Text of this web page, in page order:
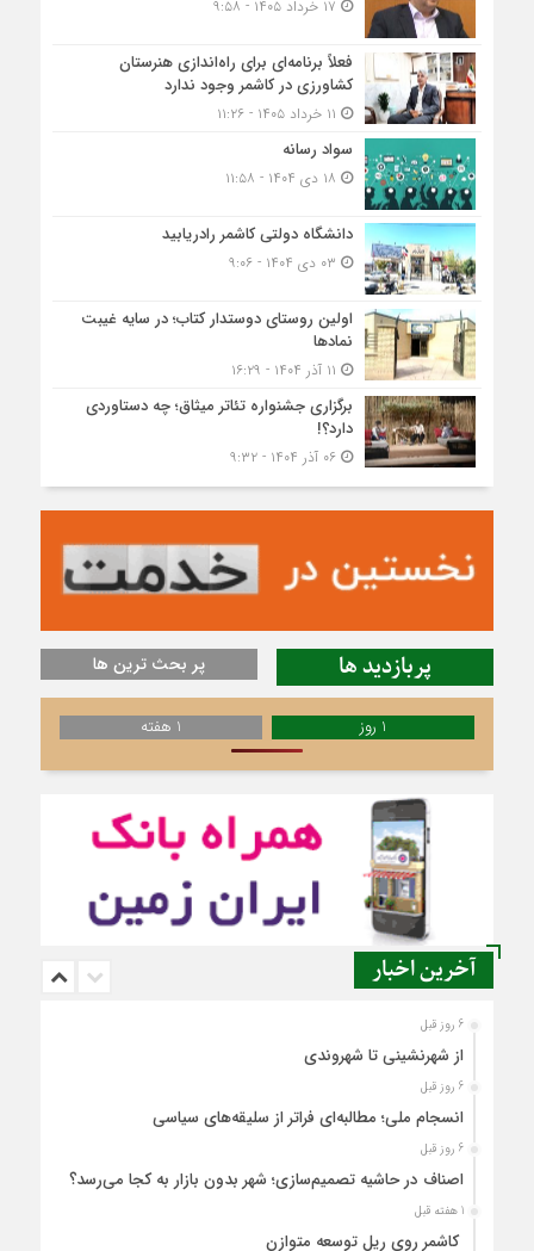
فعلاً برنامه‌ای برای راه‌اندازی هنرستان
کشاورزی در کاشمر وجود ندارد
سواد رسانه
دانشگاه دولتی کاشمر‌ رادریابید
اولین روستای دوستدار کتاب؛ در سایه غیبت
نمادها
برگزاری جشنواره تئاتر میثاق؛ چه دستاوردی
دارد؟!
۰۶ آذر ۱۴۰۴ - ۹:۳۲
پربازدید ها پر بحث ترین ها
1 روز 1 هفته
آخرین اخبار
6 روز قبل
از شهرنشینی تا شهروندی
6 روز قبل
انسجام ملی؛ مطالبه‌ای فراتر از سلیقه‌های سیاسی
6 روز قبل
اصناف در حاشیه تصمیم‌سازی؛ شهر بدون بازار به کجا می‌رسد؟
1 هفته قبل
کاشمر روی ریل توسعه متوازن